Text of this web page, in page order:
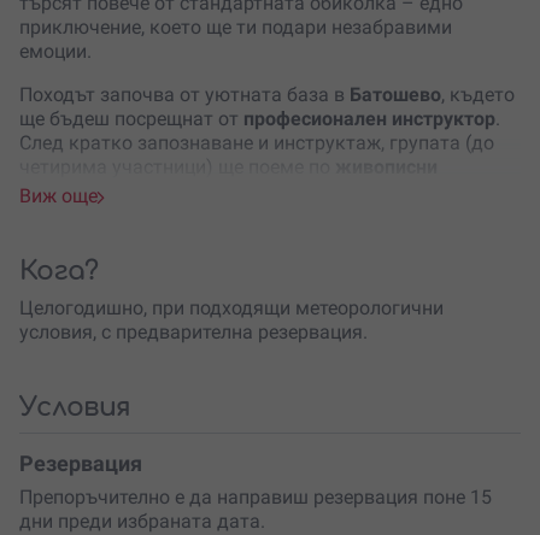
приключение, което ще ти подари незабравими
емоции.
Походът започва от уютната база в Батошево, където
ще бъдеш посрещнат от професионален инструктор.
След кратко запознаване и инструктаж, групата (до
маршрути
животното ще те накара да се почувстваш
вдъхновен
По средата на приключението те очаква
накара да оцениш простичките удоволствия на
Преходът завършва
можеш да споделиш впечатленията си и да се
насладиш на последните мигове в компанията на тези
Виж още
Кога?
Целогодишно, при подходящи метеорологични
условия, с предварителна резервация.
Условия
Резервация
Препоръчително е да направиш резервация поне 15
дни преди избраната дата.